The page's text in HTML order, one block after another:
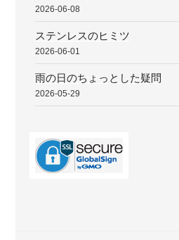
2026-06-08
ステンレスのヒミツ
2026-06-01
雨の日のちょっとした疑問
2026-05-29